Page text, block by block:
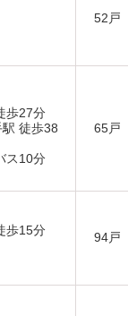
52戸
歩27分
徒歩38
ス10分
65戸
歩15分
94戸